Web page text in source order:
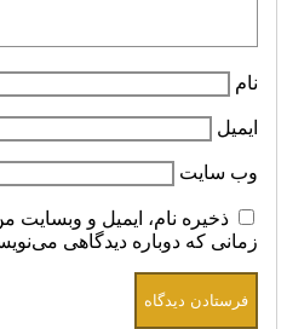
نام
ایمیل
وب‌ سایت
ذخیره نام، ایمیل و وبسایت
زمانی که دوباره دیدگاهی